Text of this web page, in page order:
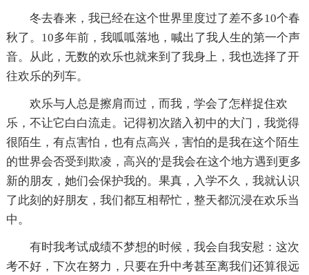
冬去春来，我已经在这个世界里度过了差不多10个春
秋了。10多年前，我呱呱落地，喊出了我人生的第一个声
音。从此，无数的欢乐也就来到了我身上，我也选择了开
往欢乐的列车。
欢乐与人总是擦肩而过，而我，学会了怎样捉住欢
乐，不让它白白流走。记得初次踏入初中的大门，我觉得
很陌生，有点害怕，也有点高兴，害怕的是我在这个陌生
的世界会否受到欺凌，高兴的'是我会在这个地方遇到更多
新的朋友，她们会保护我的。果真，入学不久，我就认识
了此刻的好朋友，我们都互相帮忙，整天都沉浸在欢乐当
中。
有时我考试成绩不梦想的时候，我会自我安慰：这次
考不好，下次在努力，只要在升中考甚至离我们还算很远